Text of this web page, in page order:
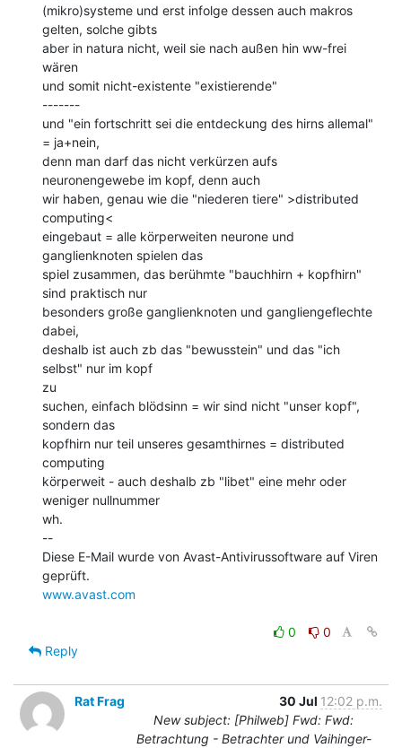
(mikro)systeme und erst infolge dessen auch makros
gelten, solche gibts
aber in natura nicht, weil sie nach außen hin ww-frei
wären
und somit nicht-existente "existierende"
-------
und "ein fortschritt sei die entdeckung des hirns allemal"
= ja+nein,
denn man darf das nicht verkürzen aufs
neuronengewebe im kopf, denn auch
wir haben, genau wie die "niederen tiere" >distributed
computing<
eingebaut = alle körperweiten neurone und
ganglienknoten spielen das
spiel zusammen, das berühmte "bauchhirn + kopfhirn"
sind praktisch nur
besonders große ganglienknoten und gangliengeflechte
dabei,
deshalb ist auch zb das "bewusstein" und das "ich
selbst" nur im kopf
zu
suchen, einfach blödsinn = wir sind nicht "unser kopf",
sondern das
kopfhirn nur teil unseres gesamthirnes = distributed
computing
körperweit - auch deshalb zb "libet" eine mehr oder
weniger nullnummer
wh.
--
Diese E-Mail wurde von Avast-Antivirussoftware auf Viren
www.avast.com
0
0
Reply
Rat Frag 30 Jul 12:02 p.m.
New subject: [Philweb] Fwd: Fwd:
Betrachtung - Betrachter und Vaihinger-